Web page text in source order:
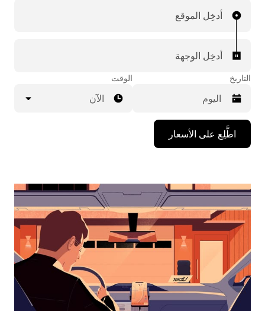
أدخِل الموقع
أدخِل الوجهة
التاريخ
اضغط
على
مفتاح
للأسفل
لاستخدام
التقويم
التاريخ.
اضغط
على
زر
الخروج
لإغلاق
التقويم.
الوقت
الآن
اطَّلِع على الأسعار